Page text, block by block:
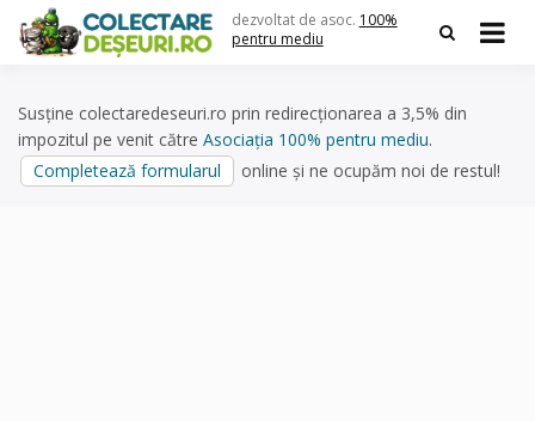
content
dezvoltat de asoc. 100%
pentru mediu
Susține colectaredeseuri.ro prin redirecționarea a 3,5% din
impozitul pe venit către Asociația 100% pentru mediu.
Completează formularul
online și ne ocupăm noi de restul!